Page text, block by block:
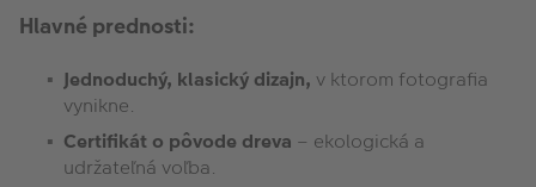
Hlavné prednosti:
Jednoduchý, klasický dizajn, v ktorom fotografia
vynikne.
Certifikát o pôvode dreva – ekologická a
udržateľná voľba.